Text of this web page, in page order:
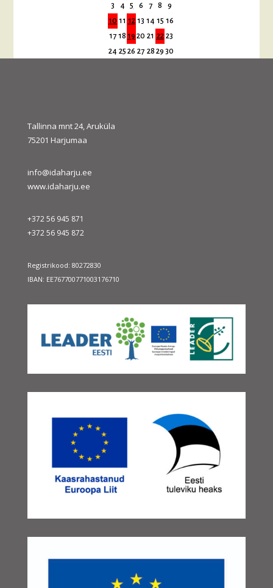
3
4 5 6 7 8
9
10 11 12 13 14 15 16
17 18 19 20 21 22 23
24 25 26 27 28 29 30
Tallinna mnt 24, Aruküla
75201 Harjumaa
info@idaharju.ee
www.idaharju.ee
+372 56 945 871
+372 56 945 872
Registrikood: 80272830
IBAN: EE767700771003176710